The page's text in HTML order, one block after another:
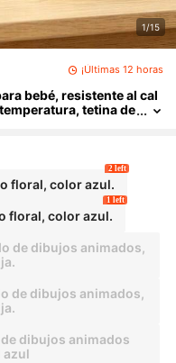
1/15
¡Últimas 12 horas
bebé, resistente al cal
tetina de
floral, color azul.
2 left
floral, color azul.
1 left
de dibujos animados,
de dibujos animados,
dibujos animados
azul